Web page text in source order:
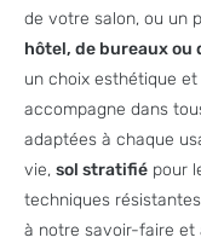
de votre salon, ou un
hôtel, de bureaux ou
un choix esthétique
accompagne dans
adaptées à chaque
vie, sol stratifié pour
techniques
à notre savoir-faire et